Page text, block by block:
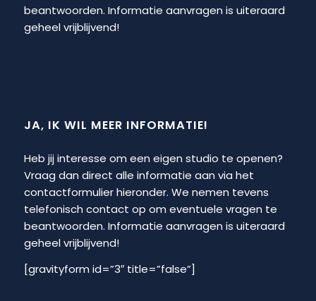
beantwoorden. Informatie aanvragen is uiteraard
geheel vrijblijvend!
JA, IK WIL MEER INFORMATIE!
Heb jij interesse om een eigen studio te openen?
Vraag dan direct alle informatie aan via het
contactformulier hieronder. We nemen tevens
telefonisch contact op om eventuele vragen te
beantwoorden. Informatie aanvragen is uiteraard
geheel vrijblijvend!
[gravityform id=”3″ title=”false”]